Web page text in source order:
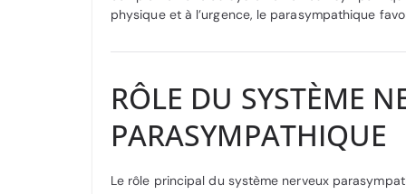
physique et à l’urgence, le parasympathique
RÔLE DU SYSTÈME
PARASYMPATHIQUE
Le rôle principal du système nerveux